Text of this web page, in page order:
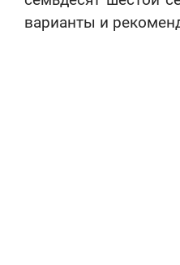
варианты и